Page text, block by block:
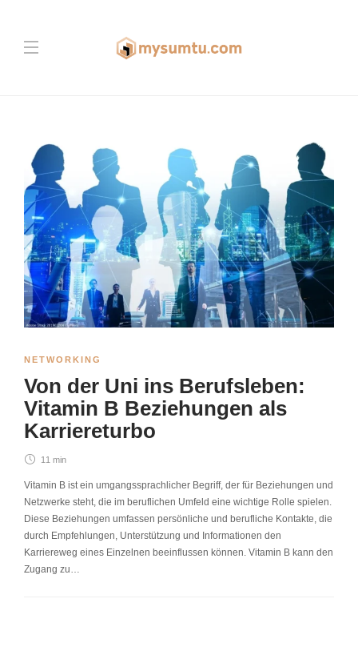
NETWORKING
Von der Uni ins Berufsleben:
Vitamin B Beziehungen als
Karriereturbo
11 min
Vitamin B ist ein umgangssprachlicher Begriff, der für Beziehungen und
Netzwerke steht, die im beruflichen Umfeld eine wichtige Rolle spielen.
Diese Beziehungen umfassen persönliche und berufliche Kontakte, die
durch Empfehlungen, Unterstützung und Informationen den
Karriereweg eines Einzelnen beeinflussen können. Vitamin B kann den
Zugang zu…